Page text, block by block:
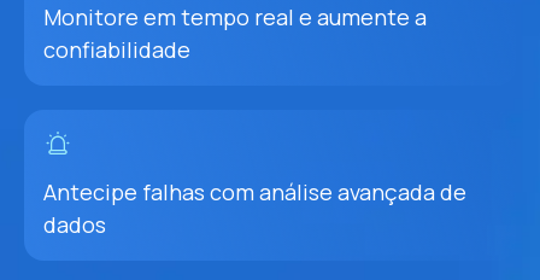
Monitore em tempo real e aumente a
confiabilidade
Antecipe falhas com análise avançada de
dados